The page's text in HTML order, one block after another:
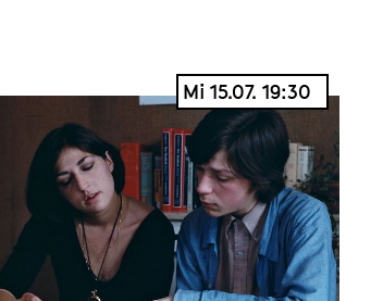
Mi 15.07. 19:30